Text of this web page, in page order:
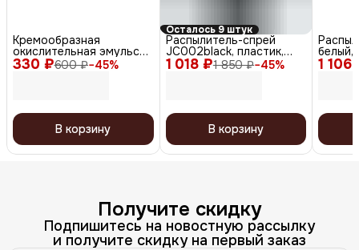
330 ₽600 ₽−45%
Кремообразная
окислительная эмульсия
с гиалуроновой
кислотой 12%, 150 мл
В корзину
Осталось 9 штук
1 018 ₽1 850 ₽−45%
Распылитель-спрей
JC002black, пластик,
черный, 160 мл
В корзину
1 106
белый,
Получите скидку
Подпишитесь на новостную рассылку
и получите скидку на первый заказ